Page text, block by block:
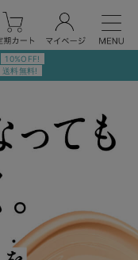
10%OFF!
送料無料!